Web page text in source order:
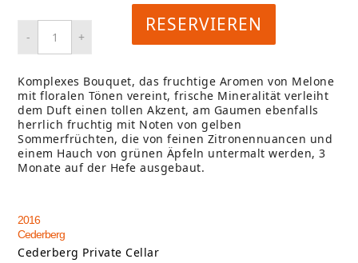
RESERVIEREN
Komplexes Bouquet, das fruchtige Aromen von Melone
mit floralen Tönen vereint, frische Mineralität verleiht
dem Duft einen tollen Akzent, am Gaumen ebenfalls
herrlich fruchtig mit Noten von gelben
Sommerfrüchten, die von feinen Zitronennuancen und
einem Hauch von grünen Äpfeln untermalt werden, 3
Monate auf der Hefe ausgebaut.
2016
Cederberg
Cederberg Private Cellar